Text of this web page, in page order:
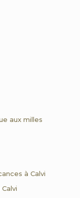
aux milles
à Calvi